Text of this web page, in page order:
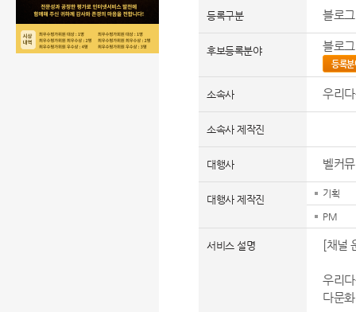
등록구분 블로그
후보등록분야 블로
등록분
소속사 우리
소속사 제작진
대행사 벨커
대행사 제작진 기획
PM
서비스 설명 [채널
우리
다문